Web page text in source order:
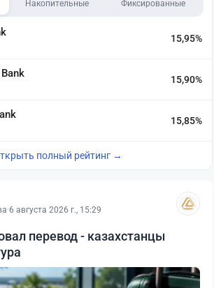
Накопительные Фиксированные
15,95%
15,90%
15,85%
полный рейтинг →
·6 августа 2026 г., 15:29
перевод - казахстанцы